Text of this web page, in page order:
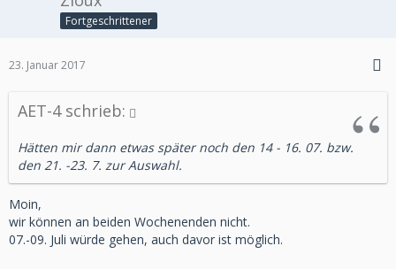
Fortgeschrittener
23. Januar 2017
AET-4 schrieb:
Hätten mir dann etwas später noch den 14 - 16. 07. bzw.
den 21. -23. 7. zur Auswahl.
Moin,
wir können an beiden Wochenenden nicht.
07.-09. Juli würde gehen, auch davor ist möglich.